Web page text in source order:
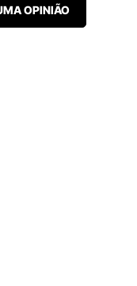
OPINIÃO